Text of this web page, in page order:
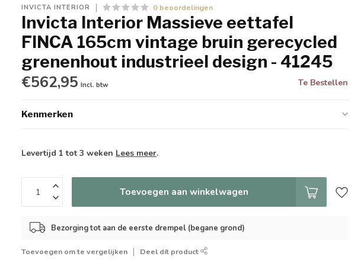
INVICTA INTERIOR 0 beoordelingen
Invicta Interior Massieve eettafel
FINCA 165cm vintage bruin gerecycled
grenenhout industrieel design - 41245
€562,95 Incl. btw Te Bestellen
Kenmerken
Levertijd 1 tot 3 weken Lees meer.
Toevoegen aan winkelwagen
Bezorging tot aan de eerste drempel (begane grond)
Toevoegen om te vergelijken Deel dit product